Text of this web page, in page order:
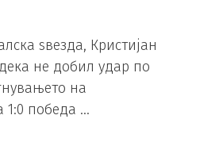
ѕвезда, Кристијан
не добил удар по
на
1:0 победа …